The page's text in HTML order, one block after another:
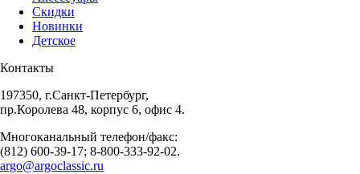
Скидки
Новинки
Детское
Контакты
197350, г.Санкт-Петербург,
пр.Королева 48, корпус 6, офис 4.
Многоканальный телефон/факс:
(812) 600-39-17; 8-800-333-92-02.
argo@argoclassic.ru